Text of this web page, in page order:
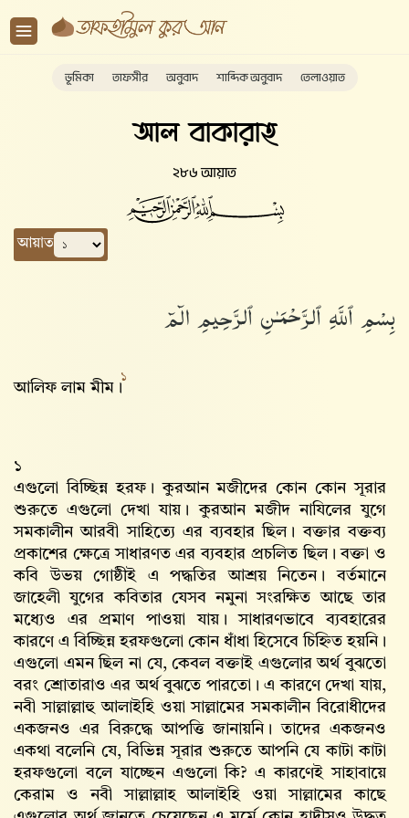
ভূমিকা তাফসীর অনুবাদ শাব্দিক অনুবাদ তেলাওয়াত
আল বাকারাহ
২৮৬ আয়াত
আয়াত
بِسْمِ ٱللَّهِ ٱلرَّحْمَـٰنِ ٱلرَّحِيمِ الٓمٓ
আলিফ লাম মীম।
১
১
এগুলো বিচ্ছিন্ন হরফ। কুরআন মজীদের কোন কোন সূরার
শুরুতে এগুলো দেখা যায়। কুরআন মজীদ নাযিলের যুগে
সমকালীন আরবী সাহিত্যে এর ব্যবহার ছিল। বক্তার বক্তব্য
প্রকাশের ক্ষেত্রে সাধারণত এর ব্যবহার প্রচলিত ছিল। বক্তা ও
কবি উভয় গোষ্ঠীই এ পদ্ধতির আশ্রয় নিতেন। বর্তমানে
জাহেলী যুগের কবিতার যেসব নমুনা সংরক্ষিত আছে তার
মধ্যেও এর প্রমাণ পাওয়া যায়। সাধারণভাবে ব্যবহারের
কারণে এ বিচ্ছিন্ন হরফগুলো কোন ধাঁধা হিসেবে চিহ্নিত হয়নি।
এগুলো এমন ছিল না যে, কেবল বক্তাই এগুলোর অর্থ বুঝতো
বরং শ্রোতারাও এর অর্থ বুঝতে পারতো। এ কারণে দেখা যায়,
নবী সাল্লাল্লাহু আলাইহি ওয়া সাল্লামের সমকালীন বিরোধীদের
একজনও এর বিরুদ্ধে আপত্তি জানায়নি। তাদের একজনও
একথা বলেনি যে, বিভিন্ন সূরার শুরুতে আপনি যে কাটা কাটা
হরফগুলো বলে যাচ্ছেন এগুলো কি? এ কারণেই সাহাবায়ে
কেরাম ও নবী সাল্লাল্লাহ আলাইহি ওয়া সাল্লামের কাছে